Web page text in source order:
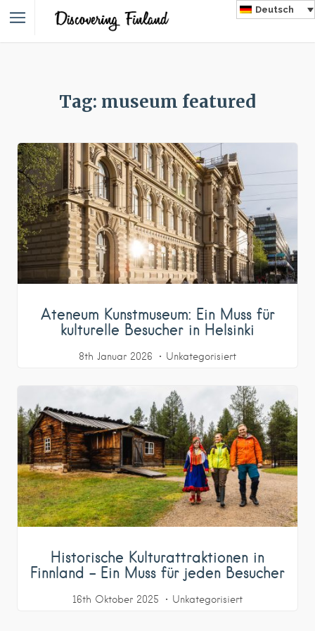
Deutsch
Tag: museum featured
Ateneum Kunstmuseum: Ein Muss für
kulturelle Besucher in Helsinki
8th Januar 2026 Unkategorisiert
Historische Kulturattraktionen in
Finnland – Ein Muss für jeden Besucher
16th Oktober 2025 Unkategorisiert